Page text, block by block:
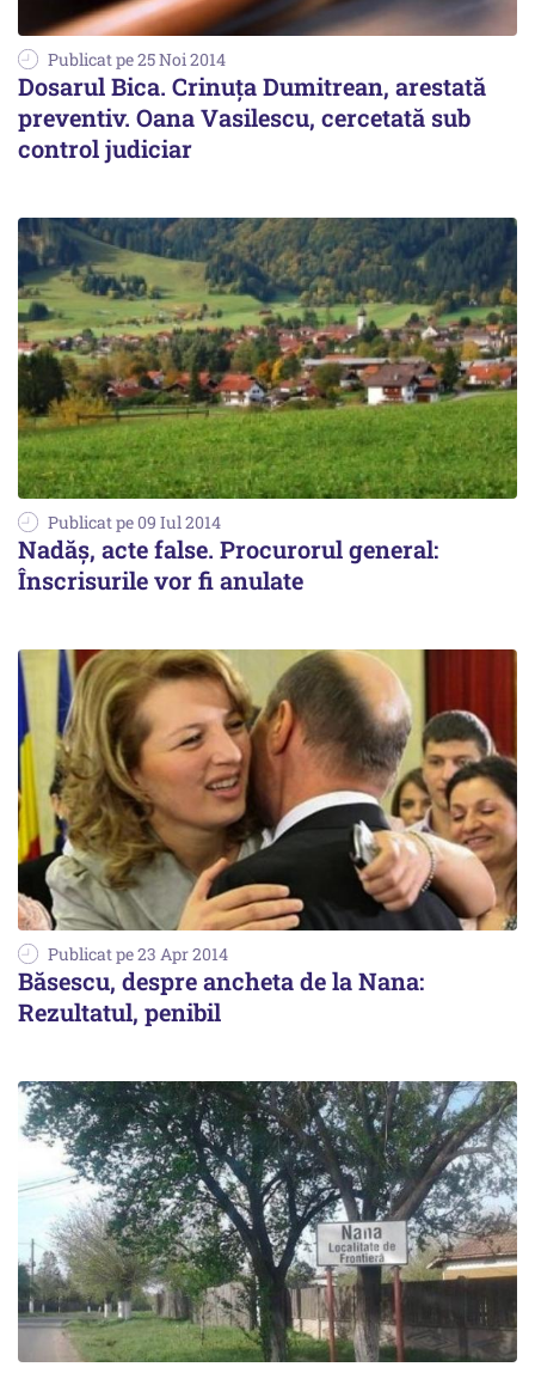
Publicat pe 25 Noi 2014
Dosarul Bica. Crinuţa Dumitrean, arestată
preventiv. Oana Vasilescu, cercetată sub
control judiciar
Publicat pe 09 Iul 2014
Nadăș, acte false. Procurorul general:
Înscrisurile vor fi anulate
Publicat pe 23 Apr 2014
Băsescu, despre ancheta de la Nana:
Rezultatul, penibil